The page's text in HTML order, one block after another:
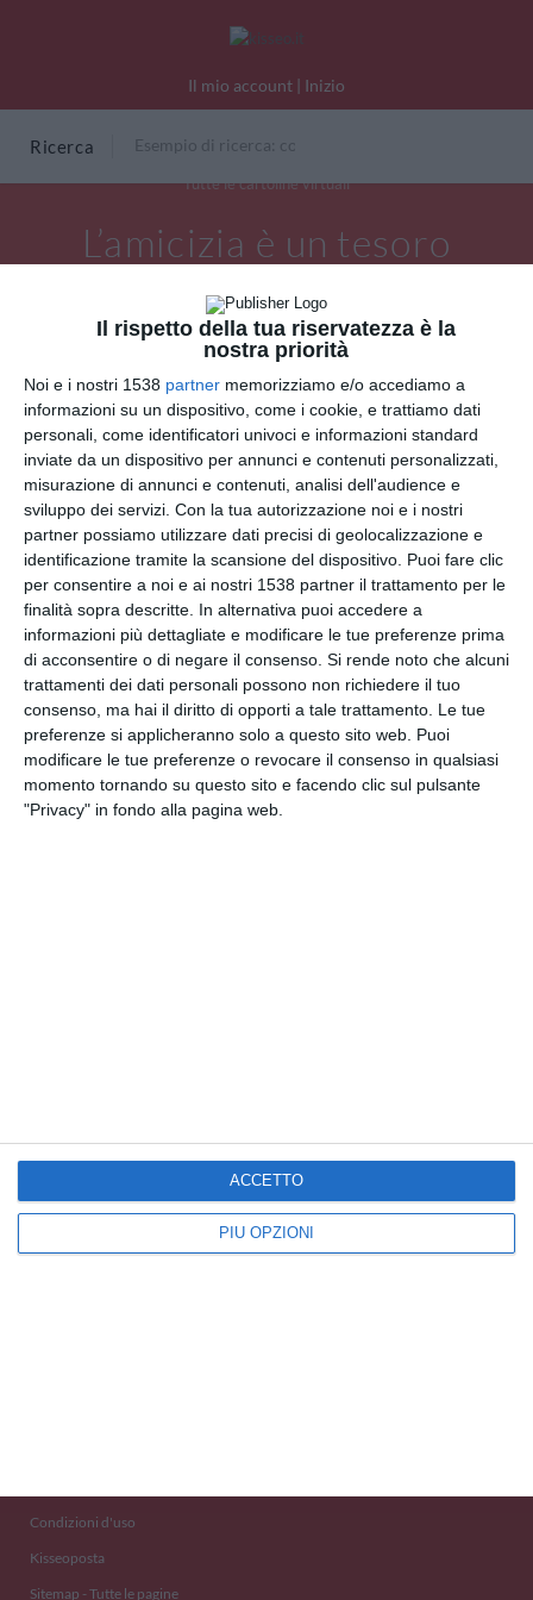
Il rispetto della tua riservatezza è la
nostra priorità
Noi e i nostri 1538 partner memorizziamo e/o accediamo a
informazioni su un dispositivo, come i cookie, e trattiamo dati
personali, come identificatori univoci e informazioni standard
inviate da un dispositivo per annunci e contenuti personalizzati,
misurazione di annunci e contenuti, analisi dell'audience e
sviluppo dei servizi. Con la tua autorizzazione noi e i nostri
partner possiamo utilizzare dati precisi di geolocalizzazione e
identificazione tramite la scansione del dispositivo. Puoi fare clic
per consentire a noi e ai nostri 1538 partner il trattamento per le
finalità sopra descritte. In alternativa puoi accedere a
informazioni più dettagliate e modificare le tue preferenze prima
di acconsentire o di negare il consenso. Si rende noto che alcuni
trattamenti dei dati personali possono non richiedere il tuo
consenso, ma hai il diritto di opporti a tale trattamento. Le tue
preferenze si applicheranno solo a questo sito web. Puoi
modificare le tue preferenze o revocare il consenso in qualsiasi
momento tornando su questo sito e facendo clic sul pulsante
"Privacy" in fondo alla pagina web.
PIÙ OPZIONI
ACCETTO
Il mio account | Inizio
Ricerca
Tutte le cartoline virtuali
L’amicizia è un tesoro
inestimabile
INVIA QUESTA CARTOLINA
via Email(GRATUITO)
CONDIVIDI QUESTA
CARTOLINA
Facebook, Twitter, WhatsApp, ...
Condizioni d'uso
Kisseoposta
Sitemap - Tutte le pagine